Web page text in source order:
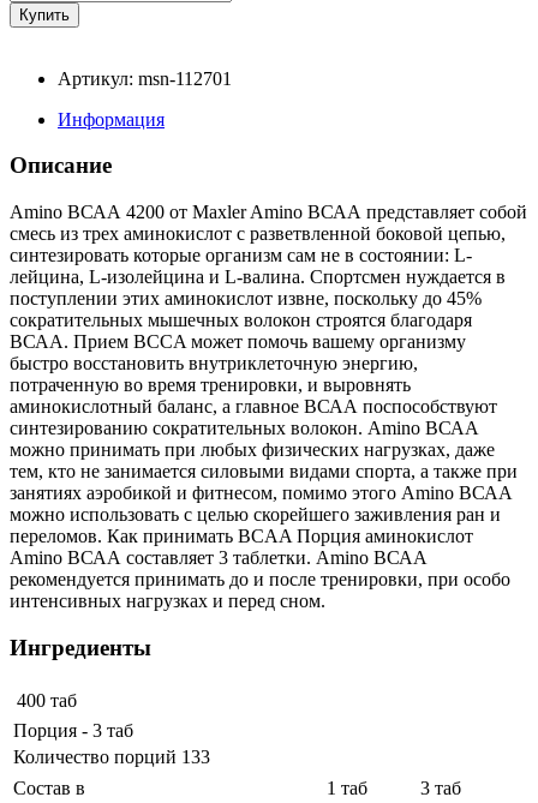
Артикул: msn-112701
Информация
Описание
Amino ВСАА 4200 от Maxler Amino ВСАА представляет собой
смесь из трех аминокислот с разветвленной боковой цепью,
синтезировать которые организм сам не в состоянии: L-
лейцина, L-изолейцина и L-валина. Спортсмен нуждается в
поступлении этих аминокислот извне, поскольку до 45%
сократительных мышечных волокон строятся благодаря
ВСАА. Прием BCCA может помочь вашему организму
быстро восстановить внутриклеточную энергию,
потраченную во время тренировки, и выровнять
аминокислотный баланс, а главное ВСАА поспособствуют
синтезированию сократительных волокон. Amino ВСАА
можно принимать при любых физических нагрузках, даже
тем, кто не занимается силовыми видами спорта, а также при
занятиях аэробикой и фитнесом, помимо этого Amino ВСАА
можно использовать с целью скорейшего заживления ран и
переломов. Как принимать BCAA Порция аминокислот
Amino ВСАА составляет 3 таблетки. Amino ВСАА
рекомендуется принимать до и после тренировки, при особо
интенсивных нагрузках и перед сном.
Ингредиенты
400 таб
Порция - 3 таб
Количество порций 133
Состав в
1 таб
3 таб